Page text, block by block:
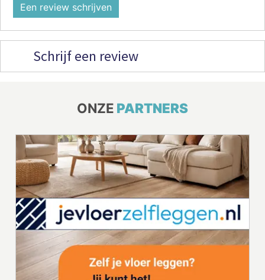
Een review schrijven
Schrijf een review
ONZE PARTNERS